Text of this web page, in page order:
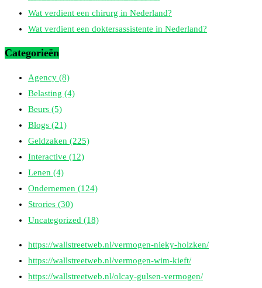
Wat verdient een chirurg in Nederland?
Wat verdient een doktersassistente in Nederland?
Categorieën
Agency (8)
Belasting (4)
Beurs (5)
Blogs (21)
Geldzaken (225)
Interactive (12)
Lenen (4)
Ondernemen (124)
Strories (30)
Uncategorized (18)
https://wallstreetweb.nl/vermogen-nieky-holzken/
https://wallstreetweb.nl/vermogen-wim-kieft/
https://wallstreetweb.nl/olcay-gulsen-vermogen/